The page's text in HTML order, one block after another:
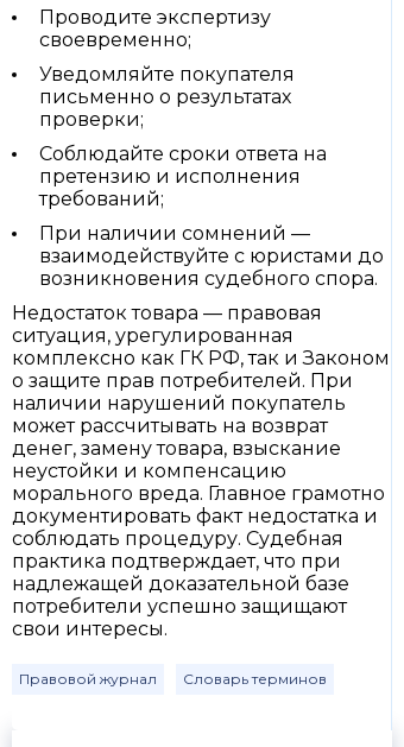
Проводите экспертизу
своевременно;
Уведомляйте покупателя
письменно о результатах
проверки;
Соблюдайте сроки ответа на
претензию и исполнения
требований;
При наличии сомнений —
взаимодействуйте с юристами до
возникновения судебного спора.
Недостаток товара — правовая
ситуация, урегулированная
комплексно как ГК РФ, так и Законом
о защите прав потребителей. При
наличии нарушений покупатель
может рассчитывать на возврат
денег, замену товара, взыскание
неустойки и компенсацию
морального вреда. Главное грамотно
документировать факт недостатка и
соблюдать процедуру. Судебная
практика подтверждает, что при
надлежащей доказательной базе
потребители успешно защищают
свои интересы.
Правовой журнал Словарь терминов